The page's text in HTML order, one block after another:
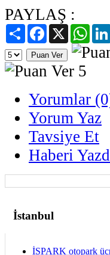
PAYLAŞ :
PaylaşFacebook
X
Yorumlar
Yorum Yaz
Tavsiye Et
Haberi
İstanbul
İSPARK otopark